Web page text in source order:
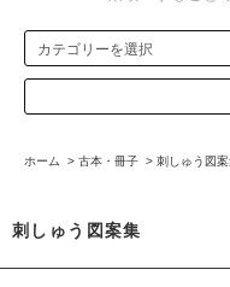
ホーム > 古本・冊子 > 刺しゅう図
刺しゅう図案集